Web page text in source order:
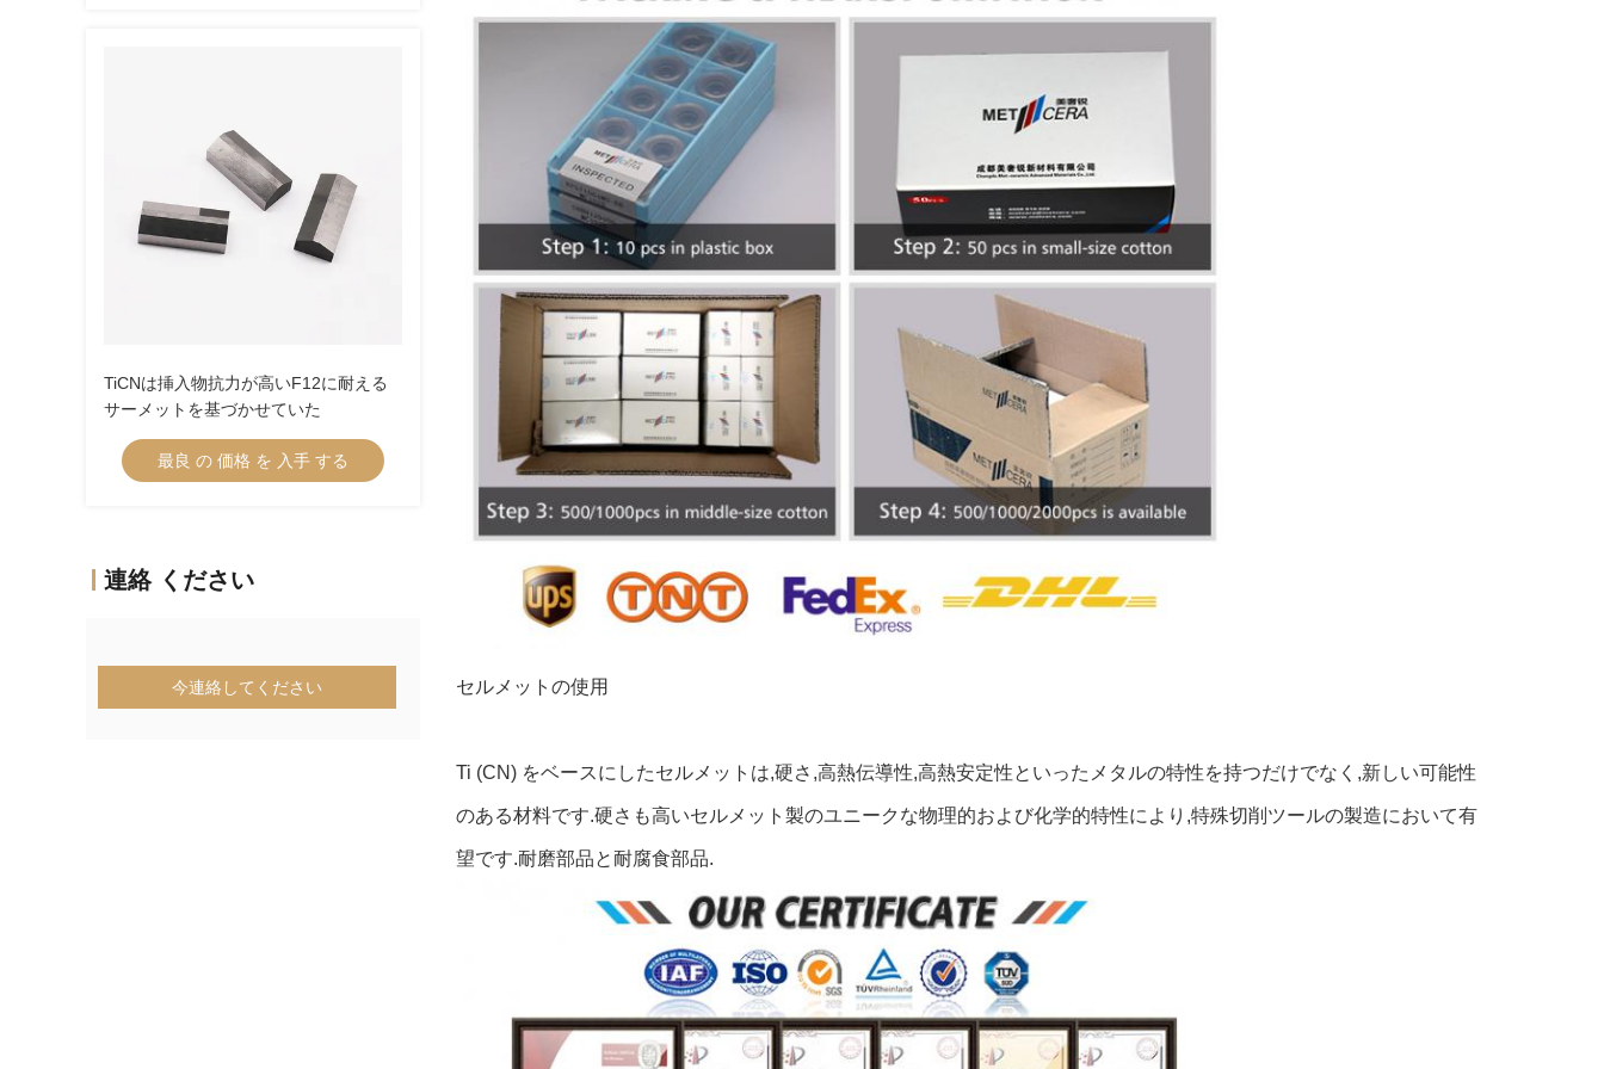
TiCNは挿入物抗力が高いF12に耐える
サーメットを基づかせていた
最良 の 価格 を 入手 する
連絡 ください
今連絡してください セルメットの使用
Ti (CN) をベースにしたセルメットは,硬さ,高熱伝導性,高熱安定性といったメタルの特性を持つだけでなく,新しい可能性
のある材料です.硬さも高いセルメット製のユニークな物理的および化学的特性により,特殊切削ツールの製造において有
望です.耐磨部品と耐腐食部品.